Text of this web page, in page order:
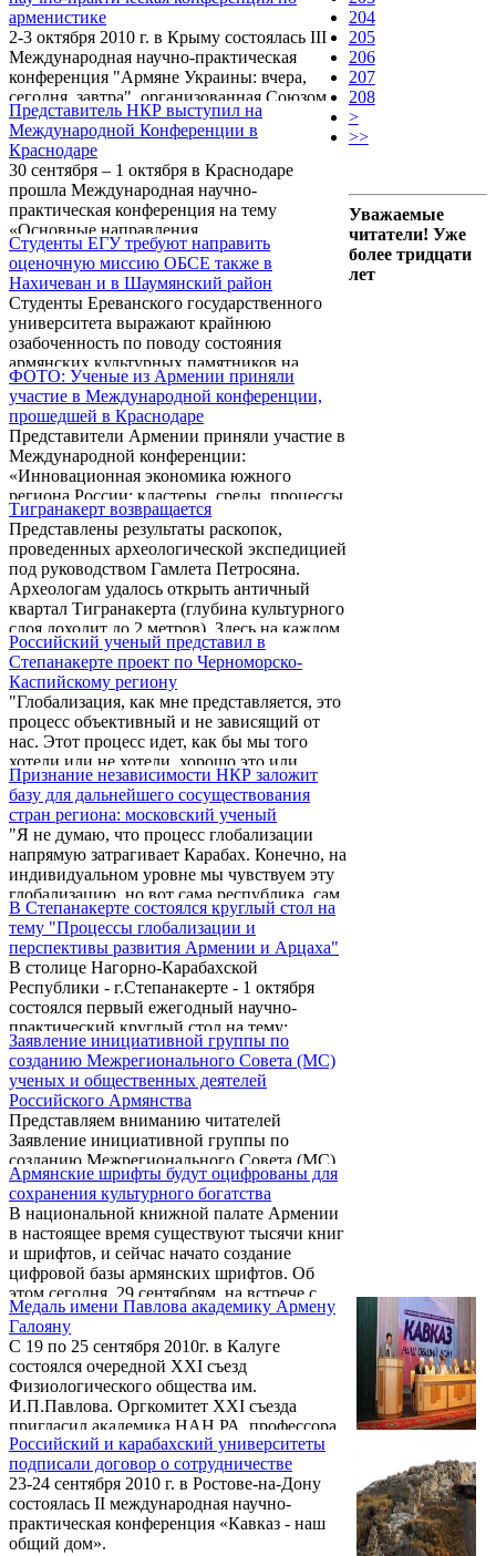
Обнаруженные на севере Кашатага
гробницы дают нам право заявить, ...
века исследующий вопрос влияния
армянского народа на развитие мировой
цивилизации. Согласно мнению ученого,
между армянским Караунджем и
знаменитым британским памятником
Стоунхендж (Stonehenge) есть ...
арменистике
2-3 октября 2010 г. в Крыму состоялась III
Международная научно-практическая
конференция "Армяне Украины: вчера,
сегодня, завтра", организованная Союзом
армян Украины (Центр арменистики),
Крымским армянским обществом и
Крымским Этнографическим музеем
(г.Симферополь).
Представитель НКР выступил на
Международной Конференции в
Краснодаре
30 сентября – 1 октября в Краснодаре
прошла Международная научно-
практическая конференция на тему
«Основные направления
совершенствования учебного процесса в
условиях двухуровневой системы
образования», в которой приняли участие
научный сотрудник Ереванского
Государственного Университета Гор
Вогормян и преподаватель Арцахского
Государственного университета Сусанна
Петросян.
Студенты ЕГУ требуют направить
оценочную миссию ОБСЕ также в
Нахичеван и в Шаумянский район
Студенты Ереванского государственного
университета выражают крайнюю
озабоченность по поводу состояния
армянских культурных памятников на
территории Нахичеванской автономной
республики и на оккупированных
Азербайджаном армянских территориях.
Студенты обратились с письмом к
действующему председателю ОБСЕ,
министру иностранных дел Казахстана
Канату Саутабаеву. Копия письма
направлена генеральному секретарю ОБСЕ
Марку Перрену де Бришамбо.
ФОТО: Ученые из Армении приняли
участие в Международной конференции,
прошедшей в Краснодаре
Представители Армении приняли участие в
Международной конференции:
«Инновационная экономика южного
региона России: кластеры, среды, процессы
и проекты», которая прошла в Краснодаре
29-30 сентября.
Тигранакерт возвращается
Представлены результаты раскопок,
проведенных археологической экспедицией
под руководством Гамлета Петросяна.
Археологам удалось открыть античный
квартал Тигранакерта (глубина культурного
слоя доходит до 2 метров). Здесь на каждом
шагу скрытые, затерянные, исковерканные,
но живые свидетельства древнейшего
армянского наследия на этой земле. Нет
ничего более естественного в том, что
создателям научно-популярного фильма
"Возвращающийся город: Тигранакерт"
захотелось рассказать о нем в первую ...
Российский ученый представил в
Степанакерте проект по Черноморско-
Каспийскому региону
"Глобализация, как мне представляется, это
процесс объективный и не зависящий от
нас. Этот процесс идет, как бы мы того
хотели или не хотели, хорошо это или
плохо".
Признание независимости НКР заложит
базу для дальнейшего сосуществования
стран региона: московский ученый
"Я не думаю, что процесс глобализации
напрямую затрагивает Карабах. Конечно, на
индивидуальном уровне мы чувствуем эту
глобализацию, но вот сама республика, сам
регион, по всей видимости, эту
глобализацию еще не ощущают в полной
мере. В первую очередь это обуславливается
транспортно-коммуникационными связями,
так как процесс глобализации - это все-таки
развитая инфраструктура, это
информационные технологии, это, конечно
же, транспортно-коммуникационные связи.
Если Карабах не входит в этот т.н. процесс
...
В Степанакерте состоялся круглый стол на
тему "Процессы глобализации и
перспективы развития Армении и Арцаха"
В столице Нагорно-Карабахской
Республики - г.Степанакерте - 1 октября
состоялся первый ежегодный научно-
практический круглый стол на тему:
"Процессы глобализации и перспективы
развития Армении и Арцаха",
организованный карабахским частным
университетом "Месроп Маштоц".
Заявление инициативной группы по
созданию Межрегионального Совета (МС)
ученых и общественных деятелей
Российского Армянства
Представляем вниманию читателей
Заявление инициативной группы по
созданию Межрегионального Совета (МС)
ученых и общественных деятелей
Российского Армянства:
Армянские шрифты будут оцифрованы для
сохранения культурного богатства
В национальной книжной палате Армении
в настоящее время существуют тысячи книг
и шрифтов, и сейчас начато создание
цифровой базы армянских шрифтов. Об
этом сегодня, 29 сентябрям, на встрече с
журналистами заявил главный специалист
управления программ и мониторинга
министерства культуры Армении Гагик
Гуюмджян, добавив, что целью создания
цифровой базы армянских шрифтов
является сохранение этого культурного
богатства.
Медаль имени Павлова академику Армену
Галояну
С 19 по 25 сентября 2010г. в Калуге
состоялся очередной XXI съезд
Физиологического общества им.
И.П.Павлова. Оргкомитет XXI съезда
пригласил академика НАН РА, профессора
Армена Анушавановича ГАЛОЯНА
принять участие в его работе. На этом
съезде академику Армену Галояну в
торжественной обстановке была вручена
высшая награда Физиологического
общества им. И.П.Павлова – медаль имени
Российский и карабахский университеты
подписали договор о сотрудничестве
23-24 сентября 2010 г. в Ростове-на-Дону
состоялась II международная научно-
практическая конференция «Кавказ - наш
общий дом».
204
205
206
207
208
>
>>
Уважаемые
читатели! Уже
более тридцати
лет